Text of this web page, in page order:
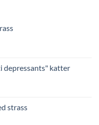
depressants" katter
strass